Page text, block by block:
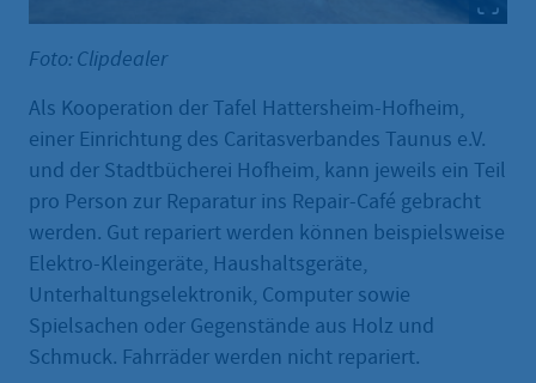
Foto: Clipdealer
Als Kooperation der Tafel Hattersheim-Hofheim,
einer Einrichtung des Caritasverbandes Taunus e.V.
und der Stadtbücherei Hofheim, kann jeweils ein Teil
pro Person zur Reparatur ins Repair-Café gebracht
werden. Gut repariert werden können beispielsweise
Elektro-Kleingeräte, Haushaltsgeräte,
Unterhaltungselektronik, Computer sowie
Spielsachen oder Gegenstände aus Holz und
Schmuck. Fahrräder werden nicht repariert.